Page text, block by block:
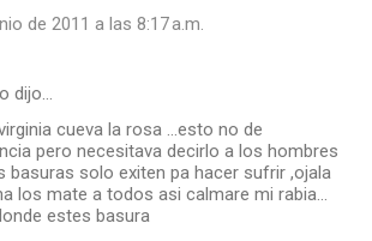
de 2011 a las 8:17 a.m.
dijo…
cueva la rosa ...esto no de
pero necesitava decirlo a los hombres
basuras solo exiten pa hacer sufrir ,ojala
los mate a todos asi calmare mi rabia...
estes basura